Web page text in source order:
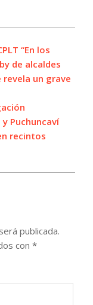
“En los
de alcaldes
revela un grave
Puchuncaví
recintos
publicada.
con *